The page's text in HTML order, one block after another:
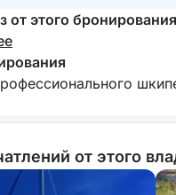
до городов-
затененные зоны и
бар на борту
расслабляющий
подходит для
путешественников и
по морю.
от этого
от этого